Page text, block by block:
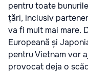
pentru toate
țări, inclusiv
va fi mult mai mare.
Europeană și
pentru Vietnam vor
provocat deja o